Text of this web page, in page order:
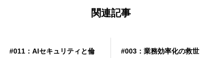
関連記事
#011：AIセキュリティと倫
#003：業務効率化の救世